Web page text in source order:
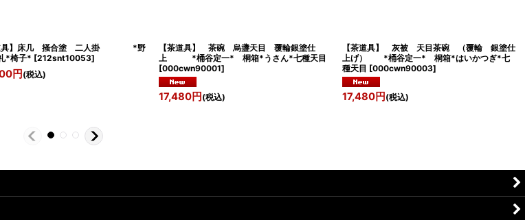
道具】床几 掻合塗 二人掛 *野
*椅子* [212snt10053]
円 (税込)
【茶道具】 茶碗 烏盞天目 覆輪銀塗仕
上 *桶谷定一* 桐箱*うさん*七種天目
[000cwn90001]
17,480円 (税込)
【茶道具】 灰被 天目茶碗 （覆輪 銀塗仕
上げ） *桶谷定一* 桐箱*はいかつぎ*七
種天目 [000cwn90003]
17,480円 (税込)